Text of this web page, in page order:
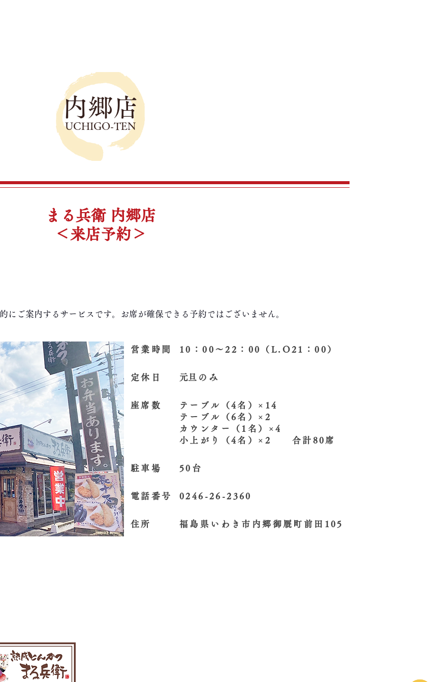
内郷店
UCHIGO-TEN
まる兵衛 内郷店
＜来店予約＞
にご案内するサービスです。お席が確保できる予約ではございません。
10：00～22：00（L.O21：00）
​元旦のみ
テーブル（4名）×14
テーブル（6名）×2
カウンター（1名）×4
​小上がり（4名）×2 合計80席
50台
0246-26-2360
福島県いわき市内郷御厩町前田105
営業時間
定休日
座席数
駐車場
電話番号
住所